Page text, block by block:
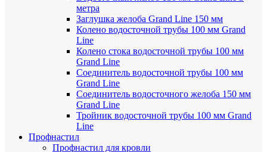
метра
Заглушка желоба Grand Line 150 мм
Колено водосточной трубы 100 мм Grand
Line
Колено стока водосточной трубы 100 мм
Grand Line
Соединитель водосточной трубы 100 мм
Grand Line
Соединитель водосточного желоба 150 мм
Grand Line
Тройник водосточной трубы 100 мм Grand
Line
Профнастил
Профнастил для кровли